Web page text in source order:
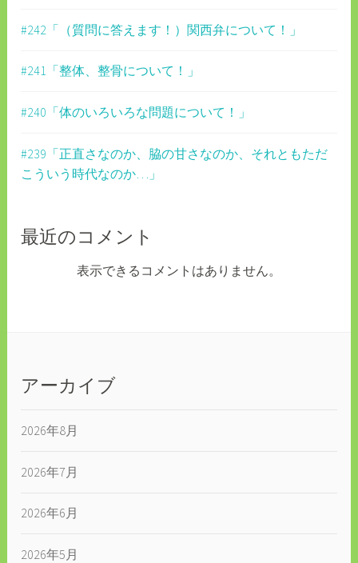
#242「（質問に答えます！）関西弁について！」
#241「整体、整骨について！」
#240「体のいろいろな問題について！」
#239「正直さなのか、脇の甘さなのか、それともただ
こういう時代なのか…」
最近のコメント
表示できるコメントはありません。
アーカイブ
2026年8月
2026年7月
2026年6月
2026年5月